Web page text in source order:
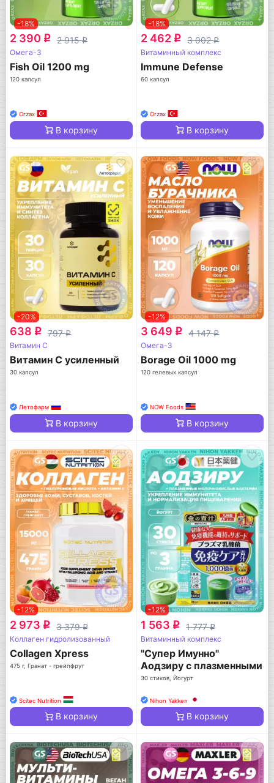
-18%
2 390 q 2 915q
Омега-3
Fish Oil 1200 mg
120 капсул
Orzax
В корзину
-18%
2 462 q 3 002q
Витаминный комплекс
Immune Defense
60 капсул
Orzax
В корзину
-20%
638 q 797q
Витамин C
Витамин C усиленный
30 капсул
Летофарм
В корзину
-12%
3 649 q 4 147q
Омега-3
Borage Oil 1000 mg
120 гелевых капсул
NOW Foods
В корзину
-12%
2 973 q 3 379q
Коллаген гидролизованный
Collagen Xpress
475 г, Гранат - грейпфрут
Scitec Nutrition
В корзину
-12%
1 563 q 1 777q
Витаминный комплекс
"Супер Имунно"
Аодзиру с плазменными
молочнокислыми
30 стиков, Йогурт
Nihon Yakken
В корзину